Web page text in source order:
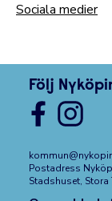
Sociala medier
Följ
Postadress
Stadshuset, Stora